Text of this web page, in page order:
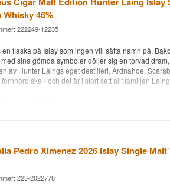
46%
222249-12235
en flaska på Islay som ingen vill sätta namn på.
sina gömda symboler döljer sig en torvad
av Hunter Laings eget destilleri, Ardnahoe.
- och det är i stort sett allt familjen
beskrivning
sig från de andra tappningarna genom sin
håller sig till en mer klassisk lagring får Cigar
samtidigt - Oloroso, Pedro Ximénez och Ruby
Pedro Ximenez 2026 Islay Single
223-2022778